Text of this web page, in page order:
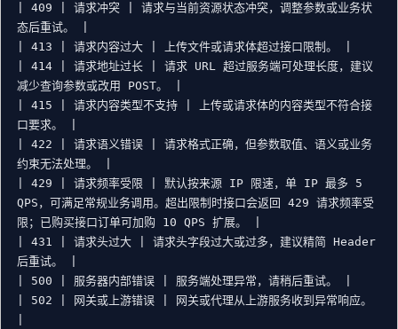
| 409 | 请求冲突 | 请求与当前资源状态冲突，调整参数或业务状
态后重试。 |
| 413 | 请求内容过大 | 上传文件或请求体超过接口限制。 |
| 414 | 请求地址过长 | 请求 URL 超过服务端可处理长度，建议
减少查询参数或改用 POST。 |
| 415 | 请求内容类型不支持 | 上传或请求体的内容类型不符合接
口要求。 |
| 422 | 请求语义错误 | 请求格式正确，但参数取值、语义或业务
约束无法处理。 |
| 429 | 请求频率受限 | 默认按来源 IP 限速，单 IP 最多 5
QPS，可满足常规业务调用。超出限制时接口会返回 429 请求频率受
限；已购买接口订单可加购 10 QPS 扩展。 |
| 431 | 请求头过大 | 请求头字段过大或过多，建议精简 Header
后重试。 |
| 500 | 服务器内部错误 | 服务端处理异常，请稍后重试。 |
| 502 | 网关或上游错误 | 网关或代理从上游服务收到异常响应。